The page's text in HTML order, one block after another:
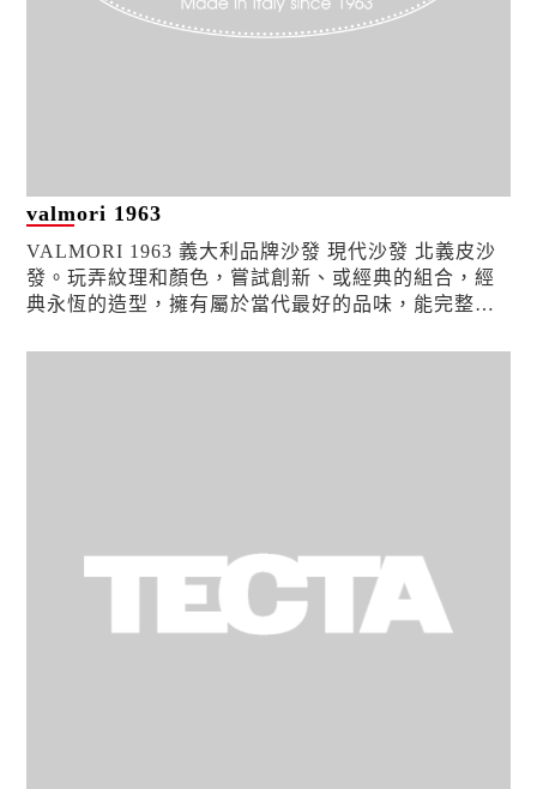
valmori 1963
VALMORI 1963 義大利品牌沙發 現代沙發 北義皮沙
發。玩弄紋理和顏色，嘗試創新、或經典的組合，經
典永恆的造型，擁有屬於當代最好的品味，能完整地
“義...